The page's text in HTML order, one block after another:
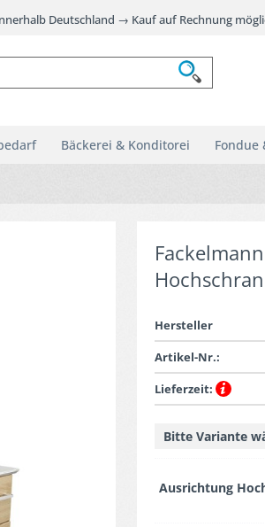
Deutschland → Kauf auf Rechnung
Bäckerei & Konditorei Fondue
Hersteller
Artikel-Nr.:
Lieferzeit:
Bitte Variante
Ausrichtung